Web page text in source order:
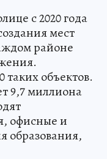
с 2020 года
мест
районе
таких объектов.
9,7 миллиона
офисные и
образования,